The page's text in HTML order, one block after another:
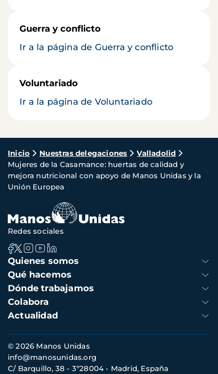
Guerra y conflicto
Ir a la página de Guerra y conflicto
Voluntariado
Ir a la página de Voluntariado
Ruta
de
navegación
Inicio Nuestras delegaciones
Valladolid
Mujeres de la Casamance: huertas de calidad y
mejora nutricional con apoyo de Manos Unidas y la
Unión Europea
Navegación
principal
Quienes somos
Qué hacemos
Dónde trabajamos
Colabora
Actualidad
Redes sociales
Información
de
contacto
© 2026 Manos Unidas
C/ Barquillo, 38 - 3º28004 - Madrid, España
info@manosunidas.org